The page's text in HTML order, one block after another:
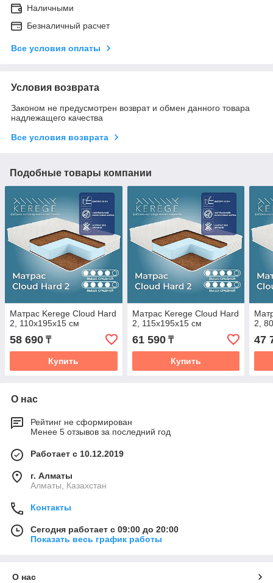
Наличными
Безналичный расчет
Все условия оплаты
Условия возврата
Законом не предусмотрен возврат и обмен данного товара
надлежащего качества
Все условия возврата
Подобные товары компании
Матрас Kerege Cloud Hard
2, 110x195x15 см
58 690 ₸
Купить
Матрас Kerege Cloud Hard
2, 115x195x15 см
61 590₸
Купить
2,
47
О нас
Рейтинг не сформирован
Менее 5 отзывов за последний год
Работает с 10.12.2019
г. Алматы
Алматы, Казахстан
Контакты
Сегодня работает с 09:00 до 20:00
Показать весь график работы
О нас